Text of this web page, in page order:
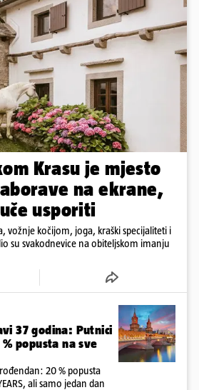
Krasu je mjesto
na ekrane,
usporiti
vožnje kočijom, joga, kraški specijaliteti i
su svakodnevice na obiteljskom imanju
37 godina: Putnici
popusta na sve
20 % popusta
ali samo jedan dan